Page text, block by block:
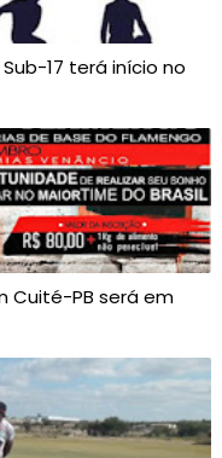
17 terá início no
Cuité-PB será em